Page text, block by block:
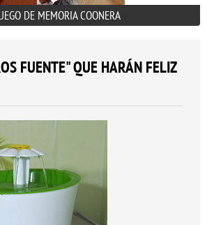
DE MEMORIA COONERA
FUENTE" QUE HARÁN FELIZ